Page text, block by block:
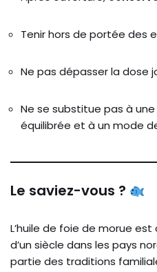
Tenir hors de portée des
Ne pas dépasser la dose
Ne se substitue pas à
équilibrée et à un mode
Le saviez-vous ?
L’huile de foie de morue
d’un siècle dans les pays
partie des traditions